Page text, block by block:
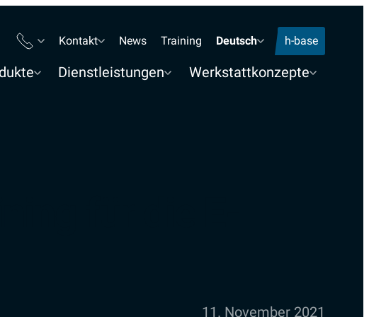
Standorte Telefon
Kontakt News Training Deutsch h-base
Dienstleistungen Werkstattkonzepte
für die E-
11. November 2021